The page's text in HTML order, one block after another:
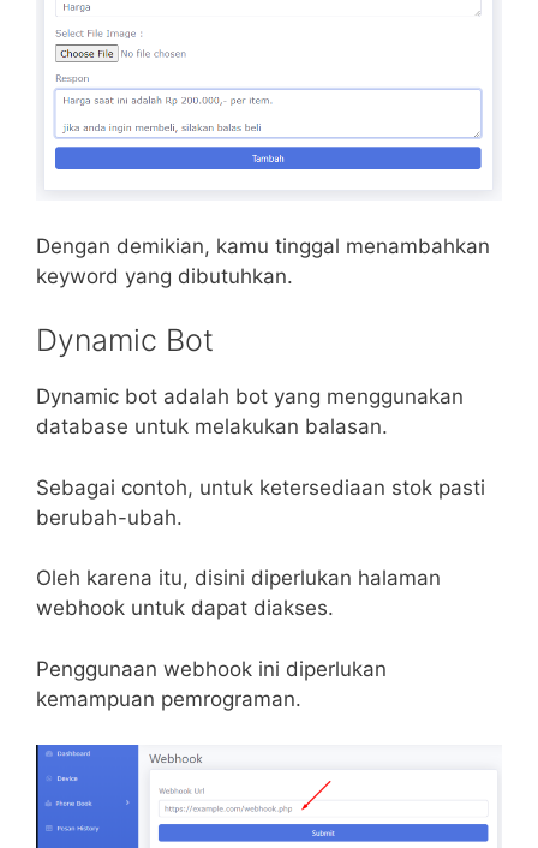
Dengan demikian, kamu tinggal menambahkan
keyword yang dibutuhkan.
Dynamic Bot
Dynamic bot adalah bot yang menggunakan
database untuk melakukan balasan.
Sebagai contoh, untuk ketersediaan stok pasti
berubah-ubah.
Oleh karena itu, disini diperlukan halaman
webhook untuk dapat diakses.
Penggunaan webhook ini diperlukan
kemampuan pemrograman.